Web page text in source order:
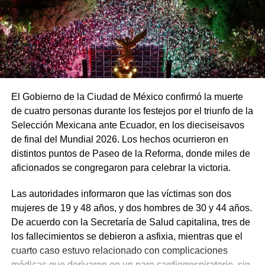
El Gobierno de la Ciudad de México confirmó la muerte
de cuatro personas durante los festejos por el triunfo de la
Selección Mexicana ante Ecuador, en los dieciseisavos
de final del Mundial 2026. Los hechos ocurrieron en
distintos puntos de Paseo de la Reforma, donde miles de
aficionados se congregaron para celebrar la victoria.
Las autoridades informaron que las víctimas son dos
mujeres de 19 y 48 años, y dos hombres de 30 y 44 años.
De acuerdo con la Secretaría de Salud capitalina, tres de
los fallecimientos se debieron a asfixia, mientras que el
cuarto caso estuvo relacionado con complicaciones